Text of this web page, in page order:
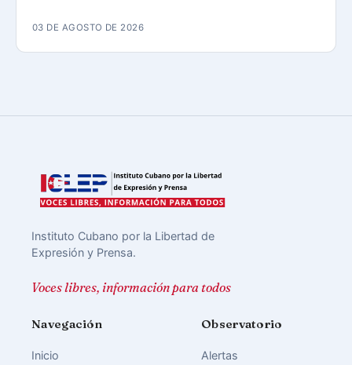
03 DE AGOSTO DE 2026
Instituto Cubano por la Libertad de
Expresión y Prensa.
Voces libres, información para todos
Navegación
Inicio
Observatorio
Alertas